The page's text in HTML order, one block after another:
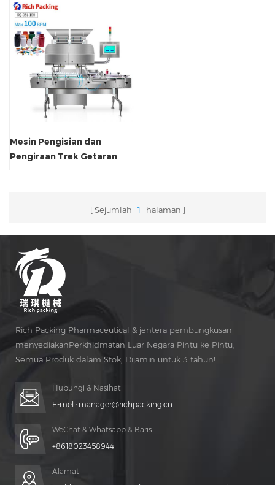
Mesin Pengisian dan
Pengiraan Trek Getaran
Sejumlah 1 halaman
Rich Packing Pharmaceutical & jentera pembungkusan
menyediakanPerkhidmatan Luar Negara Pintu ke Pintu,
Semua Produk dalam Stok, Dijamin untuk 3 tahun!
Hubungi & Nasihat
E-mel : manager@richpacking.cn
WeChat & Whatsapp & Baris
+8618023458944
Alamat